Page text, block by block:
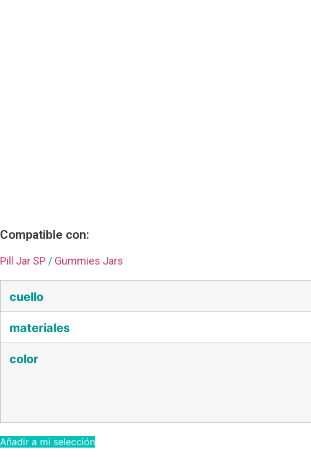
Compatible con:
Pill Jar SP / Gummies Jars
cuello
materiales
color
Añadir a mi selección